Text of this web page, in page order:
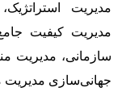
مدیریت
مدیریت کیفیت
سازمانی، مدیریت
جهانی‌سازی مدیریت